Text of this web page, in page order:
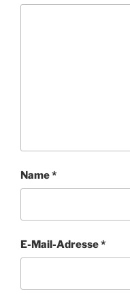
Name*
E-Mail-Adresse*